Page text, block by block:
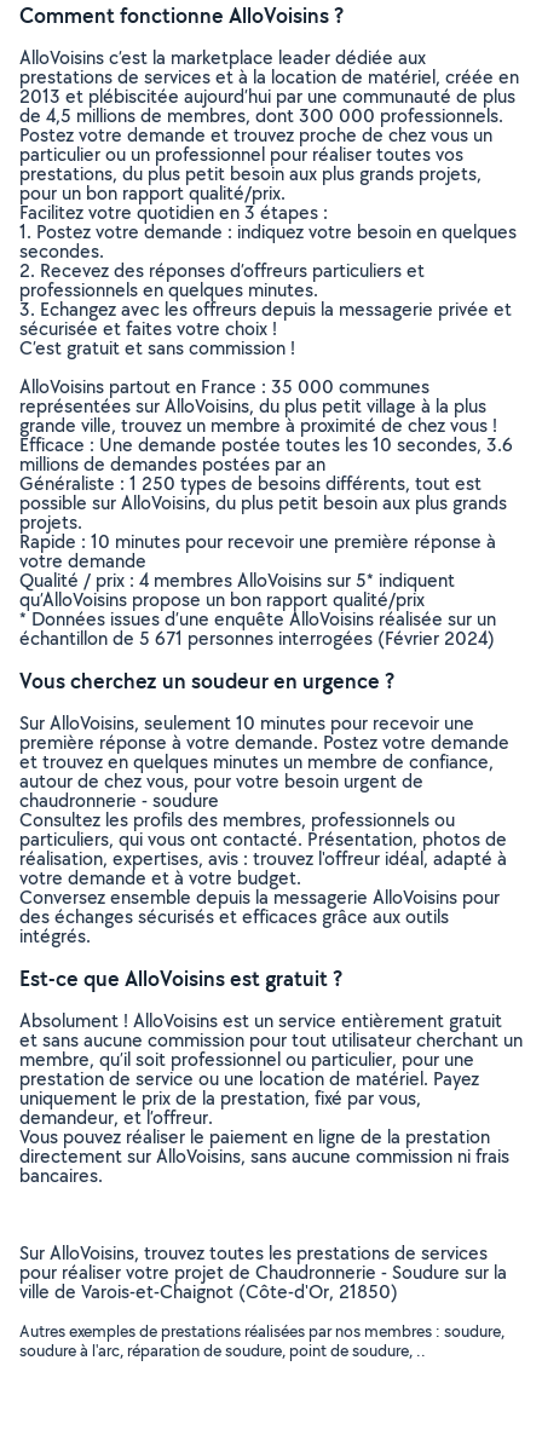
Comment fonctionne AlloVoisins ?
AlloVoisins c’est la marketplace leader dédiée aux
prestations de services et à la location de matériel, créée en
2013 et plébiscitée aujourd’hui par une communauté de plus
de 4,5 millions de membres, dont 300 000 professionnels.
Postez votre demande et trouvez proche de chez vous un
particulier ou un professionnel pour réaliser toutes vos
prestations, du plus petit besoin aux plus grands projets,
pour un bon rapport qualité/prix.
Facilitez votre quotidien en 3 étapes :
1. Postez votre demande : indiquez votre besoin en quelques
secondes.
2. Recevez des réponses d’offreurs particuliers et
professionnels en quelques minutes.
3. Echangez avec les offreurs depuis la messagerie privée et
sécurisée et faites votre choix !
C’est gratuit et sans commission !
AlloVoisins partout en France : 35 000 communes
représentées sur AlloVoisins, du plus petit village à la plus
grande ville, trouvez un membre à proximité de chez vous !
Efficace : Une demande postée toutes les 10 secondes, 3.6
millions de demandes postées par an
Généraliste : 1 250 types de besoins différents, tout est
possible sur AlloVoisins, du plus petit besoin aux plus grands
projets.
Rapide : 10 minutes pour recevoir une première réponse à
votre demande
Qualité / prix : 4 membres AlloVoisins sur 5* indiquent
qu’AlloVoisins propose un bon rapport qualité/prix
* Données issues d’une enquête AlloVoisins réalisée sur un
échantillon de 5 671 personnes interrogées (Février 2024)
Vous cherchez un soudeur en urgence ?
Sur AlloVoisins, seulement 10 minutes pour recevoir une
première réponse à votre demande. Postez votre demande
et trouvez en quelques minutes un membre de confiance,
autour de chez vous, pour votre besoin urgent de
chaudronnerie - soudure
Consultez les profils des membres, professionnels ou
particuliers, qui vous ont contacté. Présentation, photos de
réalisation, expertises, avis : trouvez l'offreur idéal, adapté à
votre demande et à votre budget.
Conversez ensemble depuis la messagerie AlloVoisins pour
des échanges sécurisés et efficaces grâce aux outils
intégrés.
Est-ce que AlloVoisins est gratuit ?
Absolument ! AlloVoisins est un service entièrement gratuit
et sans aucune commission pour tout utilisateur cherchant un
membre, qu’il soit professionnel ou particulier, pour une
prestation de service ou une location de matériel. Payez
uniquement le prix de la prestation, fixé par vous,
demandeur, et l’offreur.
Vous pouvez réaliser le paiement en ligne de la prestation
directement sur AlloVoisins, sans aucune commission ni frais
bancaires.
Sur AlloVoisins, trouvez toutes les prestations de services
pour réaliser votre projet de Chaudronnerie - Soudure sur la
ville de Varois-et-Chaignot (Côte-d'Or, 21850)
Autres exemples de prestations réalisées par nos membres : soudure,
soudure à l'arc, réparation de soudure, point de soudure, ..